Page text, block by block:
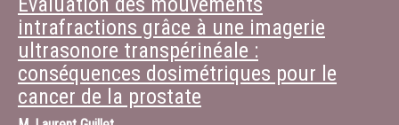
intrafractions grâce à une imagerie
ultrasonore transpérinéale :
conséquences dosimétriques pour le
cancer de la prostate